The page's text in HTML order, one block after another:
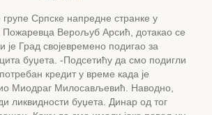
Српске напредне странке у
Пожаревца Верољуб Арсић, дотакао се
је Град својевремено подигао за
буџета. -Подсетићу да смо подигли
кредит у време када је
Миодраг Милосављевић. Наводно,
ликвидности буџета. Динар од тог